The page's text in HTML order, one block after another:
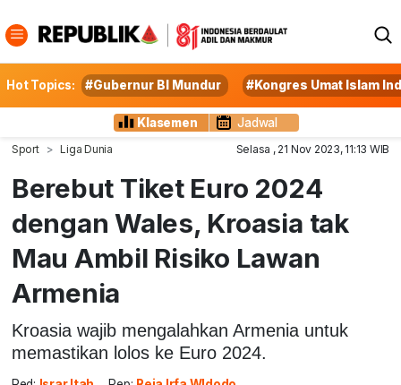
Hot Topics: #Gubernur BI Mundur #Kongres Umat Islam
Klasemen Jadwal
Sport Liga Dunia Selasa , 21 Nov 2023, 11:13 WIB
Berebut Tiket Euro 2024
dengan Wales, Kroasia tak
Mau Ambil Risiko Lawan
Armenia
Kroasia wajib mengalahkan Armenia untuk
memastikan lolos ke Euro 2024.